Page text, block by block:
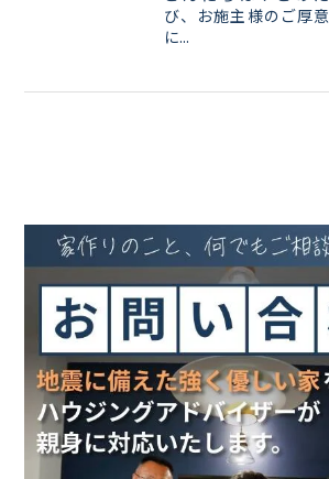
び、お施主様のご厚意
に...